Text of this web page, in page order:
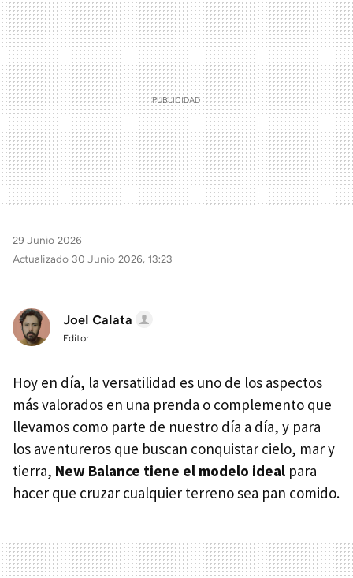
MAIL
29 Junio 2026
Actualizado 30 Junio 2026, 13:23
Joel Calata
Editor
Hoy en día, la versatilidad es uno de los aspectos
más valorados en una prenda o complemento que
llevamos como parte de nuestro día a día, y para
los aventureros que buscan conquistar cielo, mar y
tierra, New Balance tiene el modelo ideal para
hacer que cruzar cualquier terreno sea pan comido.